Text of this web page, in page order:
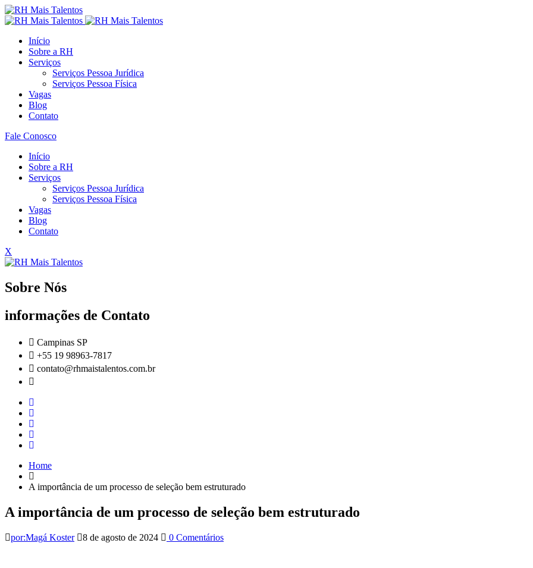
Início
Sobre a RH
Serviços
Serviços Pessoa Jurídica
Serviços Pessoa Física
Vagas
Blog
Contato
Fale Conosco
Início
Sobre a RH
Serviços
Serviços Pessoa Jurídica
Serviços Pessoa Física
Vagas
Blog
Contato
X
Sobre Nós
informações de Contato
Campinas SP
+55 19 98963-7817
contato@rhmaistalentos.com.br
Home
A importância de um processo de seleção bem estruturado
A importância de um processo de seleção bem estruturado
por:Magá Koster 8 de agosto de 2024 0 Comentários